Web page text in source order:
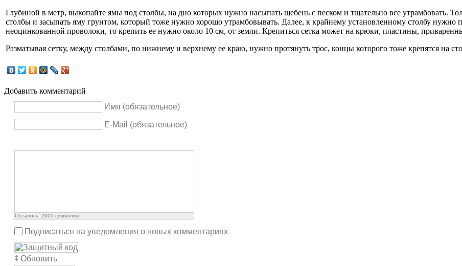
Глубиной в метр, выкопайте ямы под столбы, на дно которых нужно насыпать щебень с песком и тщательно все утрамбовать.
столбы и засыпать яму грунтом, который тоже нужно хорошо утрамбовывать. Далее, к крайнему установленному столбу нужно
неоцинкованной проволоки, то крепить ее нужно около 10 см, от земли. Крепиться сетка может на крюки, пластины,
Разматывая сетку, между столбами, по нижнему и верхнему ее краю, нужно протянуть трос, концы которого тоже крепятся на
Добавить комментарий
Имя (обязательное)
E-Mail (обязательное)
Осталось: 2000 символов
Подписаться на уведомления о новых комментариях
Обновить